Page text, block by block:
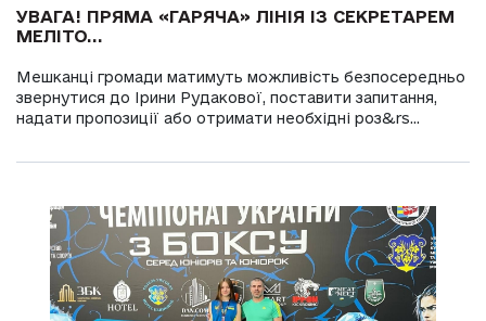
УВАГА! ПРЯМА «ГАРЯЧА» ЛІНІЯ ІЗ СЕКРЕТАРЕМ
МЕЛІТО...
Мешканці громади матимуть можливість безпосередньо
звернутися до Ірини Рудакової, поставити запитання,
надати пропозиції або отримати необхідні роз&rs...